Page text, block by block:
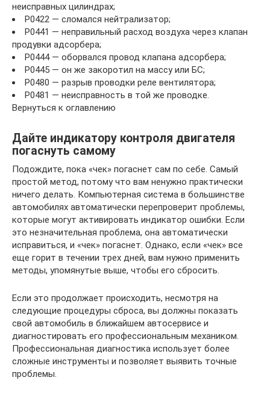
неисправных цилиндрах;
P0422 — сломался нейтрализатор;
P0441 — неправильный расход воздуха через клапан
продувки адсорбера;
P0444 — оборвался провод клапана адсорбера;
P0445 — он же закоротил на массу или БС;
P0480 — разрыв проводки реле вентилятора;
P0481 — неисправность в той же проводке.
Вернуться к оглавлению
Дайте индикатору контроля двигателя
погаснуть самому
Подождите, пока «чек» погаснет сам по себе. Самый
простой метод, потому что вам ненужно практически
ничего делать. Компьютерная система в большинстве
автомобилях автоматически перепроверит проблемы,
которые могут активировать индикатор ошибки. Если
это незначительная проблема, она автоматически
исправиться, и «чек» погаснет. Однако, если «чек» все
еще горит в течении трех дней, вам нужно применить
методы, упомянутые выше, чтобы его сбросить.
Если это продолжает происходить, несмотря на
следующие процедуры сброса, вы должны показать
свой автомобиль в ближайшем автосервисе и
диагностировать его профессиональным механиком.
Профессиональная диагностика использует более
сложные инструменты и позволяет выявить точные
проблемы.